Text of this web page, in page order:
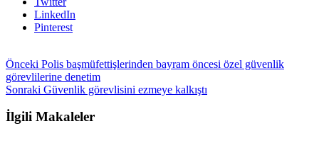
LinkedIn
Pinterest
Önceki Polis başmüfettişlerinden bayram öncesi özel güvenlik
görevlilerine denetim
Sonraki Güvenlik görevlisini ezmeye kalkıştı
İlgili Makaleler